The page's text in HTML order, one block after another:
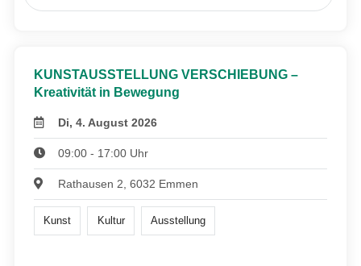
KUNSTAUSSTELLUNG VERSCHIEBUNG –
Kreativität in Bewegung
Di, 4. August 2026
09:00 - 17:00 Uhr
Rathausen 2, 6032 Emmen
Kunst Kultur Ausstellung